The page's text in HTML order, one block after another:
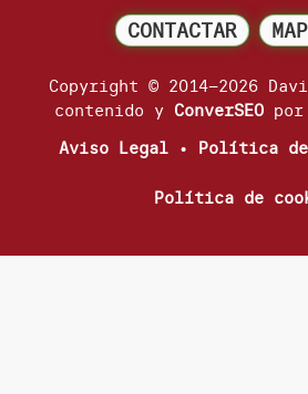
Copyright © 2014–2026
contenido y ConverSEOpor
Aviso Legal • Política
Política de
CONTACTAR